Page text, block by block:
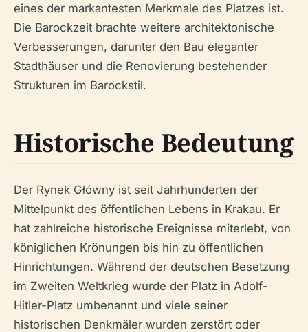
eines der markantesten Merkmale des Platzes ist.
Die Barockzeit brachte weitere architektonische
Verbesserungen, darunter den Bau eleganter
Stadthäuser und die Renovierung bestehender
Strukturen im Barockstil.
Historische Bedeutung
Der Rynek Główny ist seit Jahrhunderten der
Mittelpunkt des öffentlichen Lebens in Krakau. Er
hat zahlreiche historische Ereignisse miterlebt, von
königlichen Krönungen bis hin zu öffentlichen
Hinrichtungen. Während der deutschen Besetzung
im Zweiten Weltkrieg wurde der Platz in Adolf-
Hitler-Platz umbenannt und viele seiner
historischen Denkmäler wurden zerstört oder